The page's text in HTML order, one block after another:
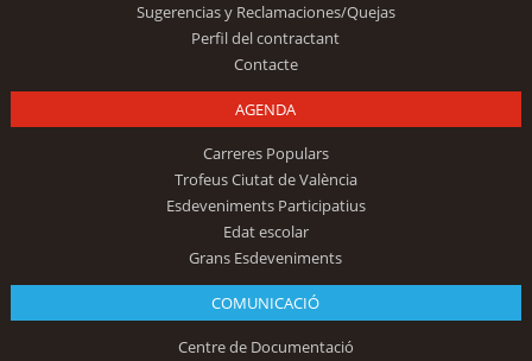
Sugerencias y Reclamaciones/Quejas
Perfil del contractant
Contacte
AGENDA
Carreres Populars
Trofeus Ciutat de València
Esdeveniments Participatius
Edat escolar
Grans Esdeveniments
COMUNICACIÓ
Centre de Documentació